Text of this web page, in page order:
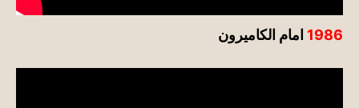
1986 امام الكاميرون